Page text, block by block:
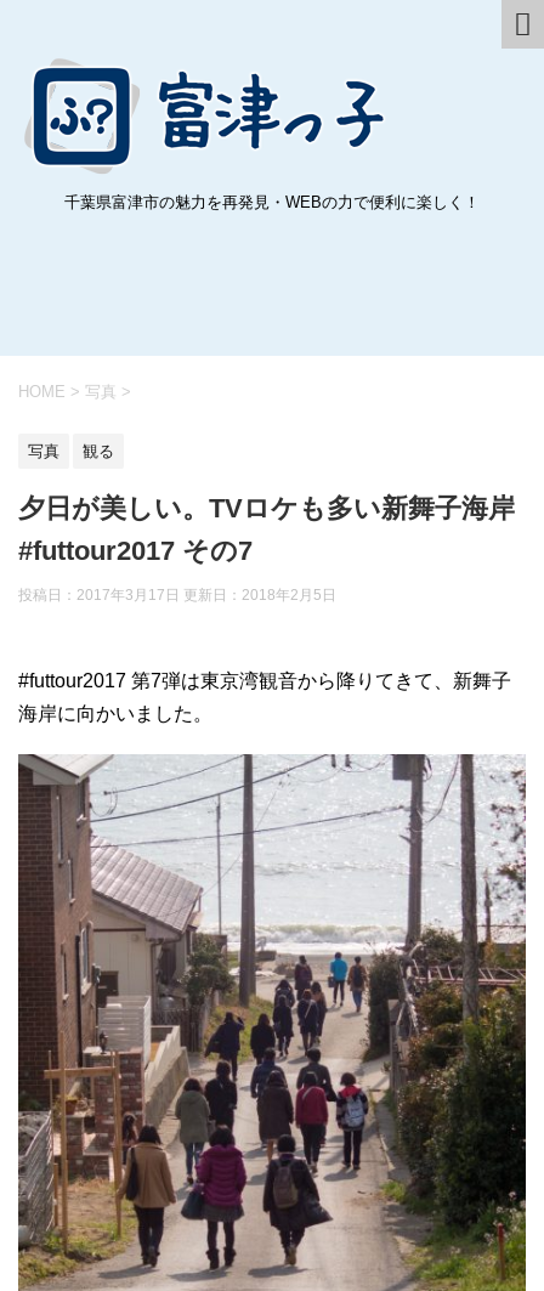
千葉県富津市の魅力を再発見・WEBの力で便利に楽しく！
HOME > 写真 >
写真 観る
夕日が美しい。TVロケも多い新舞子海岸
#futtour2017 その7
投稿日：2017年3月17日 更新日： 2018年2月5日
#futtour2017 第7弾は東京湾観音から降りてきて、新舞子
海岸に向かいました。